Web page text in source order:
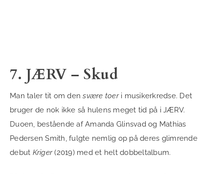
7. JÆRV – Skud
Man taler tit om densvære toer i musikerkredse. Det
bruger de nok ikke så hulens meget tid på i JÆRV.
Duoen, bestående af Amanda Glinsvad og Mathias
Pedersen Smith, fulgte nemlig op på deres glimrende
debut Kriger(2019) med et helt dobbeltalbum.